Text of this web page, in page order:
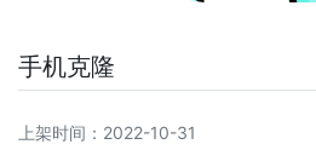
手机克隆
上架时间：2022-10-31